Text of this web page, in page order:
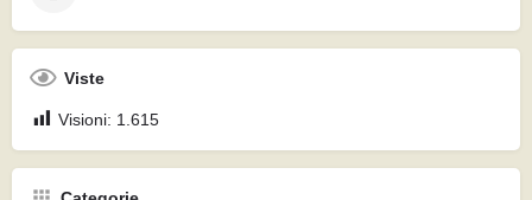
Viste
Visioni: 1.615